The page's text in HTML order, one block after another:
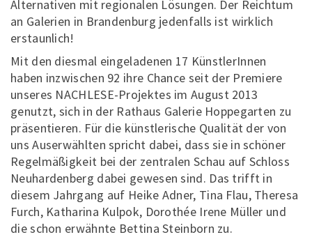
Alternativen mit regionalen Lösungen. Der Reichtum
an Galerien in Brandenburg jedenfalls ist wirklich
erstaunlich!
Mit den diesmal eingeladenen 17 KünstlerInnen
haben inzwischen 92 ihre Chance seit der Premiere
unseres NACHLESE-Projektes im August 2013
genutzt, sich in der Rathaus Galerie Hoppegarten zu
präsentieren. Für die künstlerische Qualität der von
uns Auserwählten spricht dabei, dass sie in schöner
Regelmäßigkeit bei der zentralen Schau auf Schloss
Neuhardenberg dabei gewesen sind. Das trifft in
diesem Jahrgang auf Heike Adner, Tina Flau, Theresa
Furch, Katharina Kulpok, Dorothée Irene Müller und
die schon erwähnte Bettina Steinborn zu.